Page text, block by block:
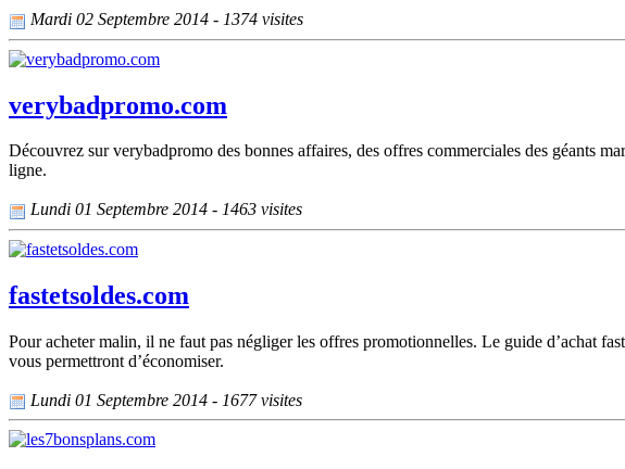
Mardi 02 Septembre 2014 - 1374 visites
verybadpromo.com
Découvrez sur verybadpromo des bonnes affaires, des offres commerciales des géants
ligne.
Lundi 01 Septembre 2014 - 1463 visites
fastetsoldes.com
Pour acheter malin, il ne faut pas négliger les offres promotionnelles. Le guide d’achat
vous permettront d’économiser.
Lundi 01 Septembre 2014 - 1677 visites